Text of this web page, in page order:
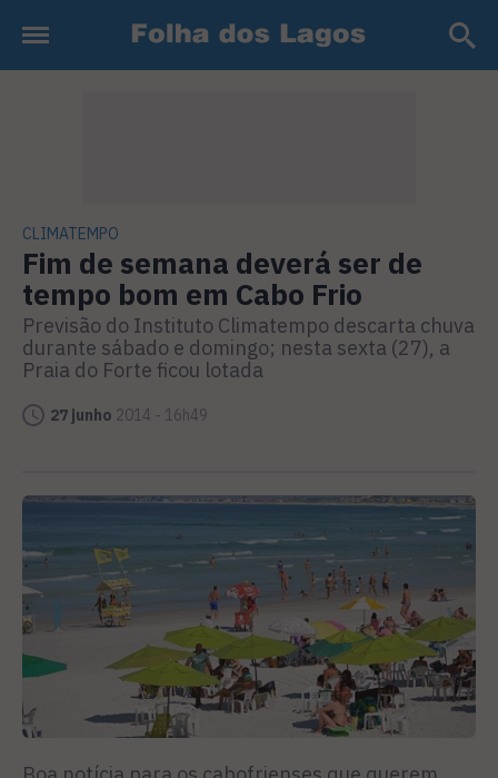
CLIMATEMPO
Fim de semana deverá ser de
tempo bom em Cabo Frio
Previsão do Instituto Climatempo descarta chuva
durante sábado e domingo; nesta sexta (27), a
Praia do Forte ficou lotada
27 junho 2014 - 16h49